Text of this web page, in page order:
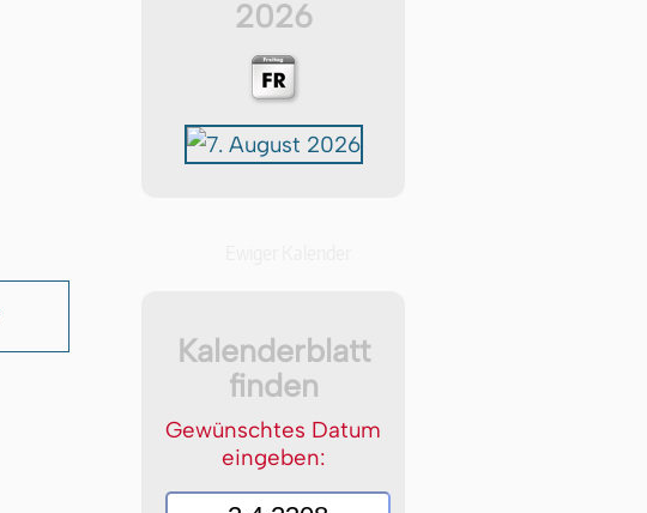
2026
Kalenderblatt
finden
Gewünschtes Datum
eingeben: